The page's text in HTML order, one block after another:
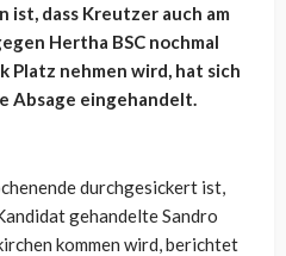
ist, dass Kreutzer auch am
Hertha BSC nochmal
Platz nehmen wird, hat sich
Absage eingehandelt.
durchgesickert ist,
gehandelte Sandro
kommen wird, berichtet